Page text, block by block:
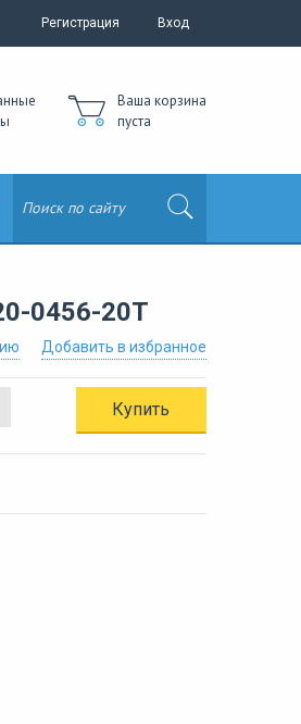
Регистрация Вход
Ваша корзина
пуста
0456-20Т
Добавить в избранное
Купить